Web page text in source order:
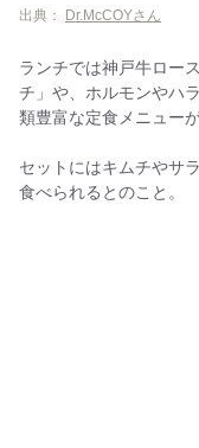
出典： Dr.McCOYさん
ランチでは神戸牛ロー
チ」や、ホルモンやハ
類豊富な定食メニュー
セットにはキムチやサ
食べられるとのこと。